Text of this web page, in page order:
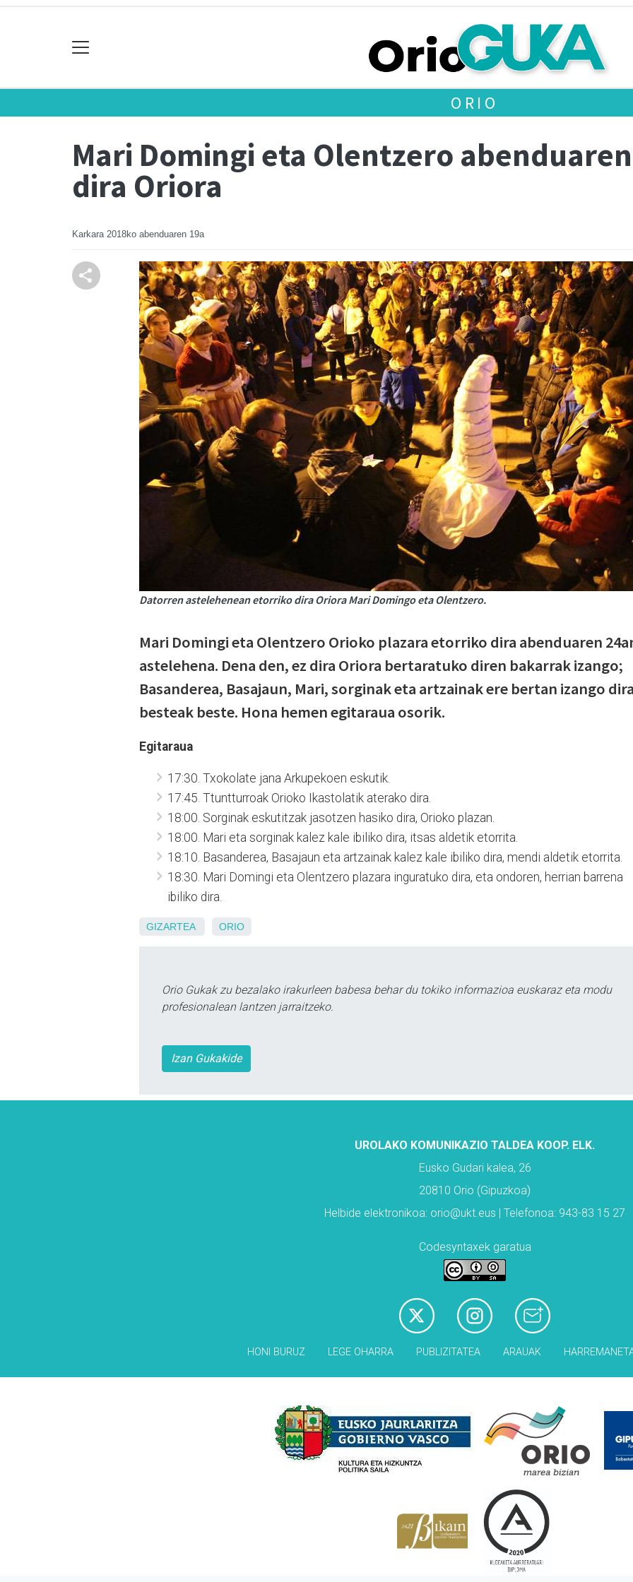
ORIO
Mari Domingi eta Olentzero
dira Oriora
Karkara 2018ko abenduaren 19a
Datorren astelehenean etorriko dira Oriora Mari Domingo eta Olentzero.
Mari Domingi eta Olentzero Orioko plazara etorriko dira abenduaren
astelehena. Dena den, ez dira Oriora bertaratuko diren bakarrak izango;
Basanderea, Basajaun, Mari, sorginak eta artzainak ere bertan izango
besteak beste. Hona hemen egitaraua osorik.
Egitaraua
17:30. Txokolate jana Arkupekoen eskutik.
17:45. Ttuntturroak Orioko Ikastolatik aterako dira.
18:00. Sorginak eskutitzak jasotzen hasiko dira, Orioko plazan.
18:00. Mari eta sorginak kalez kale ibiliko dira, itsas aldetik etorrita.
18:10. Basanderea, Basajaun eta artzainak kalez kale ibiliko dira, mendi aldetik etorrita.
18:30. Mari Domingi eta Olentzero plazara inguratuko dira, eta ondoren, herrian barrena
ibiliko dira.
GIZARTEA ORIO
Orio Gukak zu bezalako irakurleen babesa behar du tokiko informazioa euskaraz eta modu
profesionalean lantzen jarraitzeko.
Izan Gukakide
UROLAKO KOMUNIKAZIO TALDEA KOOP. ELK.
Eusko Gudari kalea, 26
20810 Orio (Gipuzkoa)
Helbide elektronikoa: orio@ukt.eus | Telefonoa: 943-83 15 27
Codesyntaxek garatua
HONI BURUZ LEGE OHARRA PUBLIZITATEA ARAUAK